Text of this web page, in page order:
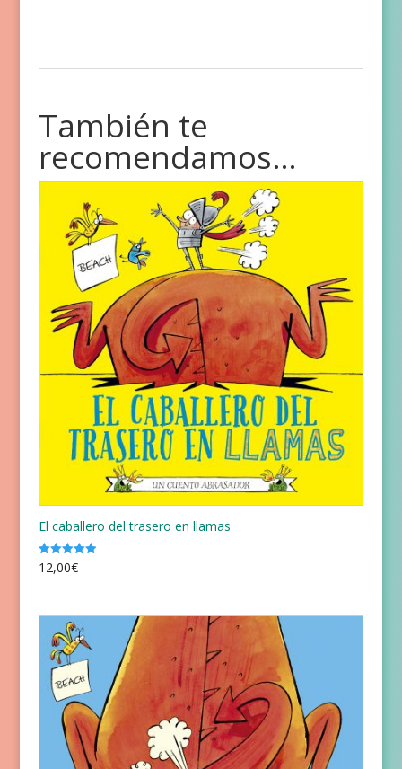
También te
recomendamos…
El caballero del trasero en llamas
Valorado
con
12,00€